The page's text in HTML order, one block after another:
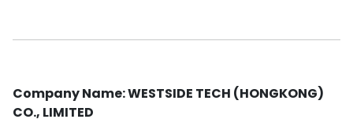
Company Name: WESTSIDE TECH (HONGKONG)
CO., LIMITED